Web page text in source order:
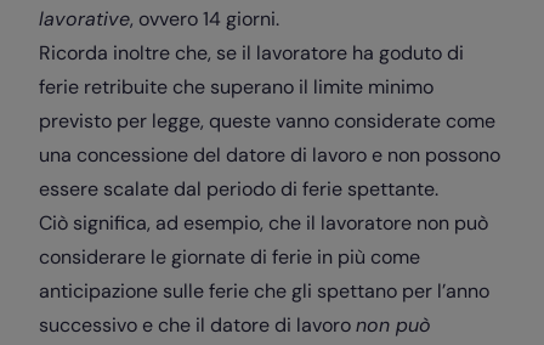
lavorative, ovvero 14 giorni.
Ricorda inoltre che, se il lavoratore ha goduto di
ferie retribuite che superano il limite minimo
previsto per legge, queste vanno considerate come
una concessione del datore di lavoro e non possono
essere scalate dal periodo di ferie spettante.
Ciò significa, ad esempio, che il lavoratore non può
considerare le giornate di ferie in più come
anticipazione sulle ferie che gli spettano per l’anno
successivo e che il datore di lavoronon può